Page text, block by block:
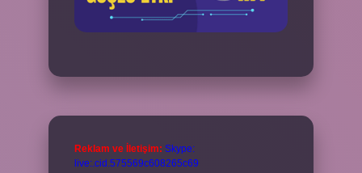
Reklam ve İletişim: Skype:
live:.cid.575569c608265c69